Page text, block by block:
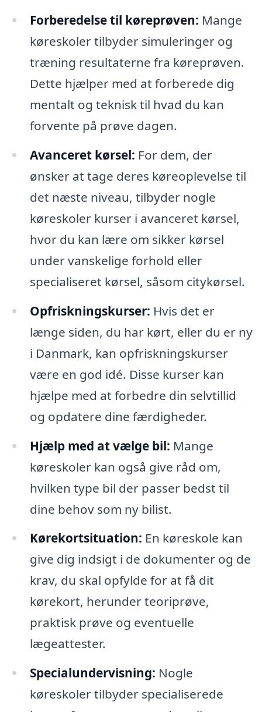
Forberedelse til køreprøven: Mange
køreskoler tilbyder simuleringer og
træning resultaterne fra køreprøven.
Dette hjælper med at forberede dig
mentalt og teknisk til hvad du kan
forvente på prøve dagen.
Avanceret kørsel: For dem, der
ønsker at tage deres køreoplevelse til
det næste niveau, tilbyder nogle
køreskoler kurser i avanceret kørsel,
hvor du kan lære om sikker kørsel
under vanskelige forhold eller
specialiseret kørsel, såsom citykørsel.
Opfriskningskurser: Hvis det er
længe siden, du har kørt, eller du er ny
i Danmark, kan opfriskningskurser
være en god idé. Disse kurser kan
hjælpe med at forbedre din selvtillid
og opdatere dine færdigheder.
Hjælp med at vælge bil: Mange
køreskoler kan også give råd om,
hvilken type bil der passer bedst til
dine behov som ny bilist.
Kørekortsituation: En køreskole kan
give dig indsigt i de dokumenter og de
krav, du skal opfylde for at få dit
kørekort, herunder teoriprøve,
praktisk prøve og eventuelle
lægeattester.
Specialundervisning: Nogle
køreskoler tilbyder specialiserede